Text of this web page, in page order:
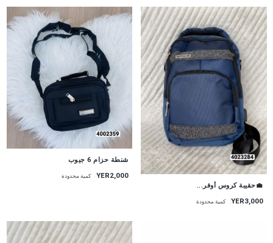
💼حقيبة كروس أوفر...
YER3,000 كمية محدودة
شنطة حزام 6 جيوب
YER2,000 كمية محدودة